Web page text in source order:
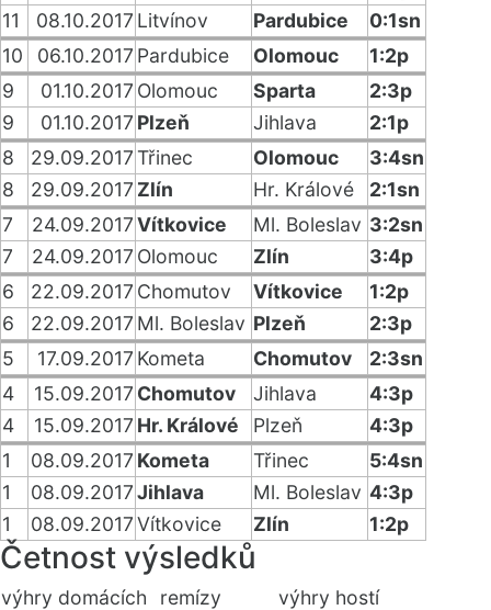
11
08.10.2017 Litvínov Pardubice
0:1sn
10
06.10.2017 Pardubice Olomouc
1:2p
9
01.10.2017 Olomouc Sparta
2:3p
9
01.10.2017 Plzeň Jihlava
2:1p
8
29.09.2017Třinec Olomouc
3:4sn
8
29.09.2017 Zlín Hr. Králové
2:1sn
7
24.09.2017Vítkovice Ml. Boleslav 3:2sn
7
24.09.2017 Olomouc Zlín
3:4p
6
22.09.2017 Chomutov Vítkovice
1:2p
6
22.09.2017 Ml. Boleslav Plzeň
2:3p
5
17.09.2017 Kometa Chomutov
2:3sn
4
15.09.2017 Chomutov Jihlava
4:3p
4
15.09.2017 Hr. Králové Plzeň
4:3p
1
08.09.2017 Kometa Třinec
5:4sn
1
08.09.2017Jihlava Ml. Boleslav 4:3p
1
08.09.2017Vítkovice Zlín 1:2p
Četnost výsledků
výhry domácích remízy výhry hostí